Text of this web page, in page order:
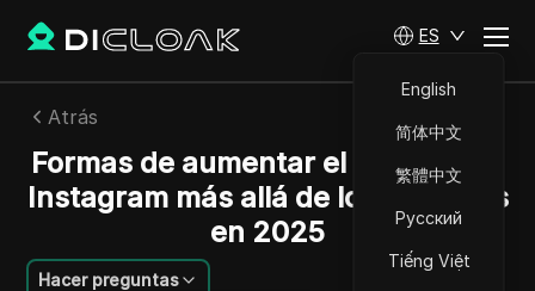
ES
English
简体中文
繁體中文
Русский
Tiếng Việt
Atrás
Formas de aumentar el alcance de
Instagram más allá de los anuncios
en 2025
Hacer preguntas